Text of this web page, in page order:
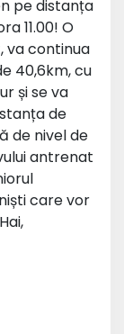
pe distanța
11.00! O
va continua
40,6km, cu
și se va
de
de nivel de
antrenat
care vor